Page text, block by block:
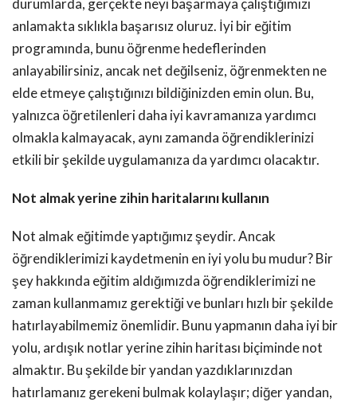
durumlarda, gerçekte neyi başarmaya çalıştığımızı
anlamakta sıklıkla başarısız oluruz. İyi bir eğitim
programında, bunu öğrenme hedeflerinden
anlayabilirsiniz, ancak net değilseniz, öğrenmekten ne
elde etmeye çalıştığınızı bildiğinizden emin olun. Bu,
yalnızca öğretilenleri daha iyi kavramanıza yardımcı
olmakla kalmayacak, aynı zamanda öğrendiklerinizi
etkili bir şekilde uygulamanıza da yardımcı olacaktır.
Not almak yerine zihin haritalarını kullanın
Not almak eğitimde yaptığımız şeydir. Ancak
öğrendiklerimizi kaydetmenin en iyi yolu bu mudur? Bir
şey hakkında eğitim aldığımızda öğrendiklerimizi ne
zaman kullanmamız gerektiği ve bunları hızlı bir şekilde
hatırlayabilmemiz önemlidir. Bunu yapmanın daha iyi bir
yolu, ardışık notlar yerine zihin haritası biçiminde not
almaktır. Bu şekilde bir yandan yazdıklarınızdan
hatırlamanız gerekeni bulmak kolaylaşır; diğer yandan,